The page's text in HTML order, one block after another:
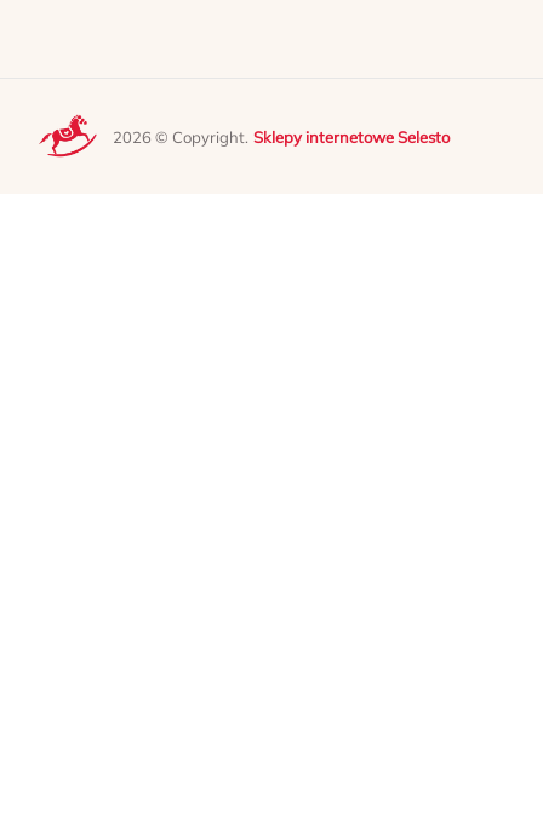
2026 © Copyright. Sklepy internetowe Selesto